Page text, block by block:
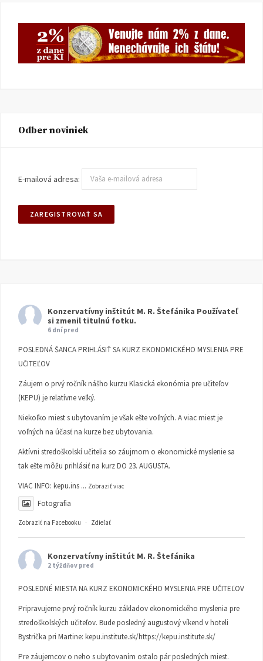
Odber noviniek
E-mailová adresa:
Konzervatívny inštitút M. R. Štefánika Používateľ
si zmenil titulnú fotku.
6 dní pred
POSLEDNÁ ŠANCA PRIHLÁSIŤ SA KURZ EKONOMICKÉHO MYSLENIA PRE
UČITEĽOV
Záujem o prvý ročník nášho kurzu Klasická ekonómia pre učiteľov
(KEPU) je relatívne veľký.
Niekoľko miest s ubytovaním je však ešte voľných. A viac miest je
voľných na účasť na kurze bez ubytovania.
Aktívni stredoškolskí učitelia so záujmom o ekonomické myslenie sa
tak ešte môžu prihlásiť na kurz DO 23. AUGUSTA.
VIAC INFO: kepu.ins ... Zobraziť viac
Fotografia
Zobraziť na Facebooku · Zdieľať
Konzervatívny inštitút M. R. Štefánika
2 týždňov pred
POSLEDNÉ MIESTA NA KURZ EKONOMICKÉHO MYSLENIA PRE UČITEĽOV
Pripravujeme prvý ročník kurzu základov ekonomického myslenia pre
stredoškolských učiteľov. Bude posledný augustový víkend v hoteli
Bystrička pri Martine: kepu.institute.sk/https://kepu.institute.sk/
Pre záujemcov o neho s ubytovaním ostalo pár posledných miest.